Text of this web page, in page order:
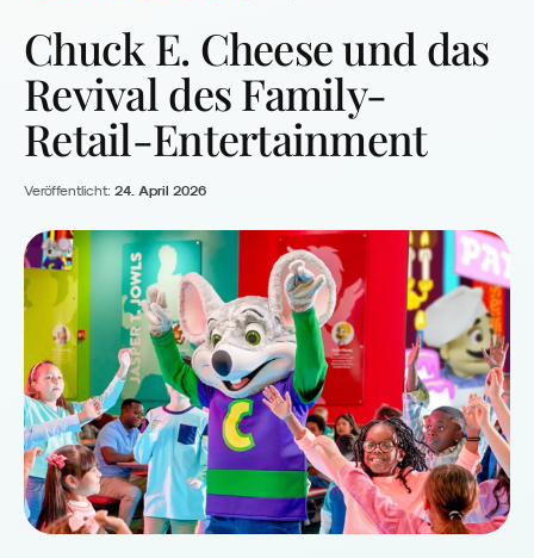
Chuck E. Cheese und das
Revival des Family-
Retail-Entertainment
Veröffentlicht: 24. April 2026